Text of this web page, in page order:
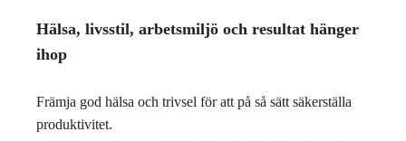
Hälsa, livsstil, arbetsmiljö och resultat hänger
ihop
Främja god hälsa och trivsel för att på så sätt säkerställa
produktivitet.